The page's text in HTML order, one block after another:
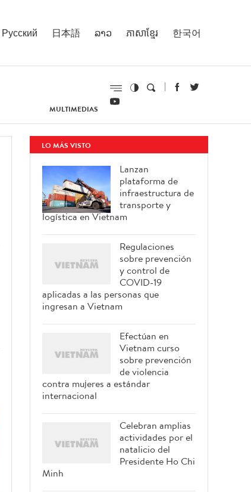
Русский 日本語 ລາວ ភាសាខ្មែរ 한국어
MULTIMEDIAS
LO MÁS VISTO
Lanzan
plataforma de
infraestructura de
transporte y
logística en Vietnam
Regulaciones
sobre prevención
y control de
COVID-19
aplicadas a las personas que
ingresan a Vietnam
Efectúan en
Vietnam curso
sobre prevención
de violencia
contra mujeres a estándar
internacional
Celebran amplias
actividades por el
natalicio del
Presidente Ho Chi
Minh